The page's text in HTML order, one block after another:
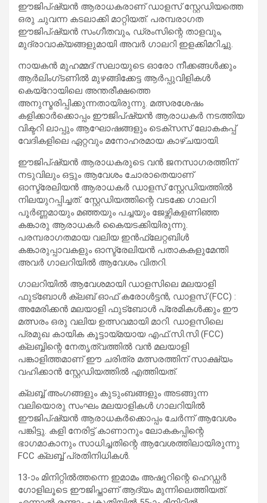
ഈജിപ്ഷ്യൻ ആരാധകരാണ് ഡാളസ് സ്റ്റേഡിയത്തെ
ഒരു ചുവന്ന കടലാക്കി മാറ്റിയത്. പരമ്പരാഗത
ഈജിപ്ഷ്യൻ സംഗീതവും, ഡ്രംസിന്റെ താളവും,
മുദ്രാവാക്യങ്ങളുമായി അവർ ഗാലറി ഇളക്കിമറിച്ചു.
നായകൻ മുഹമ്മദ് സലായുടെ ഓരോ നീക്കങ്ങൾക്കും
ആർലിംഗ്ടണിൽ മുഴങ്ങിക്കേട്ട ആർപ്പുവിളികൾ
കെയ്റോയിലെ അന്തരീക്ഷത്തെ
അനുസ്മരിപ്പിക്കുന്നതായിരുന്നു. മത്സരശേഷം
കളിക്കാർക്കൊപ്പം ഈജിപ്ഷ്യൻ ആരാധകർ നടത്തിയ
വിക്ടറി ലാപ്പും ആഘോഷങ്ങളും ടെക്സസ് ലോകകപ്പ്
വേദികളിലെ ഏറ്റവും മനോഹരമായ കാഴ്ചയായി.
ഈജിപ്ഷ്യൻ ആരാധകരുടെ വൻ ജനസാഗരത്തിന്
നടുവിലും ഒട്ടും ആവേശം ചോരാതെയാണ്
ഓസ്ട്രേലിയൻ ആരാധകർ ഡാളസ് സ്റ്റേഡിയത്തിൽ
നിലയുറപ്പിച്ചത്. സ്റ്റേഡിയത്തിന്റെ വടക്കേ ഗാലറി
പൂർണ്ണമായും മഞ്ഞയും പച്ചയും ജേഴ്സികളണിഞ്ഞ
കങ്കാരു ആരാധകർ കൈയടക്കിയിരുന്നു.
പരമ്പരാഗതമായ വലിയ ഇൻഫ്ലേറ്റബിൾ
കങ്കാരുപ്പാവകളും ഓസ്ട്രേലിയൻ പതാകകളുമേന്തി
അവർ ഗാലറിയിൽ ആവേശം വിതറി.
ഗാലറിയിൽ ആവേശമായി ഡാളസിലെ മലയാളി
ഫുട്ബോൾ ക്ലബ് ഓഫ് കരോൾട്ടൻ, ഡാളസ് (FCC) :
അമേരിക്കൻ മലയാളി ഫുട്ബോൾ പ്രേമികൾക്കും ഈ
മത്സരം ഒരു വലിയ ഉത്സവമായി മാറി. ഡാളസിലെ
പ്രമുഖ കായിക കൂട്ടായ്മയായ എഫ്.സി.സി (FCC)
ക്ലബ്ബിന്റെ നേതൃത്വത്തിൽ വൻ മലയാളി
പങ്കാളിത്തമാണ് ഈ ചരിത്ര മത്സരത്തിന് സാക്ഷ്യം
വഹിക്കാൻ സ്റ്റേഡിയത്തിൽ എത്തിയത്.
ക്ലബ്ബ് അംഗങ്ങളും കുടുംബങ്ങളും അടങ്ങുന്ന
വലിയൊരു സംഘം മലയാളികൾ ഗാലറിയിൽ
ഈജിപ്ഷ്യൻ ആരാധകർക്കൊപ്പം ചേർന്ന് ആവേശം
പങ്കിട്ടു. കളി നേരിട്ട് കാണാനും ലോകകപ്പിന്റെ
ഭാഗമാകാനും സാധിച്ചതിന്റെ ആവേശത്തിലായിരുന്നു
FCC ക്ലബ്ബ് പ്രതിനിധികൾ.
13-ാം മിനിറ്റിൽത്തന്നെ ഇമാമം അഷൂറിന്റെ ഹെഡ്ഡർ
ഗോളിലൂടെ ഈജിപ്താണ് ആദ്യം മുന്നിലെത്തിയത്.